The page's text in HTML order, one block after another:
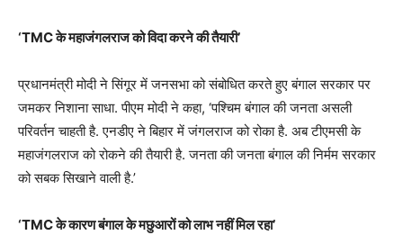
‘TMC के महाजंगलराज को विदा करने की तैयारी’
प्रधानमंत्री मोदी ने सिंगूर में जनसभा को संबोधित करते हुए बंगाल सरकार पर
जमकर निशाना साधा. पीएम मोदी ने कहा, ‘पश्चिम बंगाल की जनता असली
परिवर्तन चाहती है. एनडीए ने बिहार में जंगलराज को रोका है. अब टीएमसी के
महाजंगलराज को रोकने की तैयारी है. जनता की जनता बंगाल की निर्मम सरकार
को सबक सिखाने वाली है.’
‘TMC के कारण बंगाल के मछुआरों को लाभ नहीं मिल रहा’